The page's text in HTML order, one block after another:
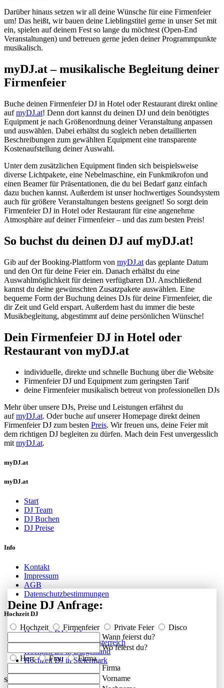
Darüber hinaus setzen wir all deine Wünsche für eine Firmenfeier
um! Das heißt, wir bauen deine Lieblingstitel gerne in unser Set mit
ein, spielen auf deinem Fest so lange du möchtest (Open-End
Veranstaltungen) und betreuen gerne jeden deiner Programmpunkte
musikalisch.
myDJ.at – musikalische Begleitung deiner
Firmenfeier
Buche deinen Firmenfeier DJ in Hotel oder Restaurant direkt online
aufmyDJ.at! Denn dort kannst du deinen DJ und dein benötigtes
Equipment je nach Größenordnung deiner Veranstaltung anpassen
und auswählen. Dabei erhältst du sogleich neben detaillierten
Beschreibungen zum gewählten Equipment eine transparente
Kostenaufstellung deiner Auswahl.
Unter dem zusätzlichen Equipment finden sich beispielsweise
diverse Lichtpakete, eine Nebelmaschine, ein Funkmikrofon und
einen Beamer für Präsentationen, die du bei Bedarf ganz einfach
dazu buchen kannst. Außerdem ist unser hochwertiges Soundsystem
auch für größere Veranstaltungen bestens geeignet! So sorgt dein
Firmenfeier DJ in Hotel oder Restaurant für eine angenehme
Atmosphäre auf deiner Firmenfeier – und das zum besten Preis!
So buchst du deinen DJ auf myDJ.at!
Gib auf der Booking-Plattform von myDJ.at das geplante Datum
und den Ort für deine Feier ein. Danach erhältst du eine
Auswahlmöglichkeit für deinen verfügbaren DJ. Anschließend
kannst du deine gewünschten Zusatzpakete auswählen. Eine
bequeme Form der Buchung deines DJs für deine Firmenfeier, die
dir Zeit und Geld erspart. Außerdem hast du immer die beste
Musikbegleitung, abgestimmt auf deine persönlichen Wünsche!
Dein Firmenfeier DJ in Hotel oder
Restaurant von myDJ.at
individuelle, direkte und schnelle Buchung über die Website
Firmenfeier DJ und Equipment zum geringsten Tarif
deine Firmenfeier musikalisch betreut von professionellen DJs
Mehr über unsere DJs, Preise und Leistungen erfährst du
aufmyDJ.at. Oder buche auf unserer Homepage direkt deinen
Firmenfeier DJ zum besten Preis. Wir freuen uns, deine Feier mit
dem richtigen DJ begleiten zu dürfen. Mach dein Fest unvergesslich
mit myDJ.at.
myDJ.at
myDJ.at
Start
DJ Team
DJ Buchen
DJ Preise
Info
Kontakt
Impressum
AGB
Datenschutzbestimmungen
Hochzeit DJ
Hochzeit DJ in Wien
Hochzeit DJ in Niederösterreich
Hochzeit DJ in Burgenland
Hochzeit DJ in Steiermark
Social
Deine DJ Anfrage:
Hochzeit Firmenfeier Private Feier
Disco
Wann feierst du?
Wo feierst du?
Herr
Frau
Firma
Firma
Vorname